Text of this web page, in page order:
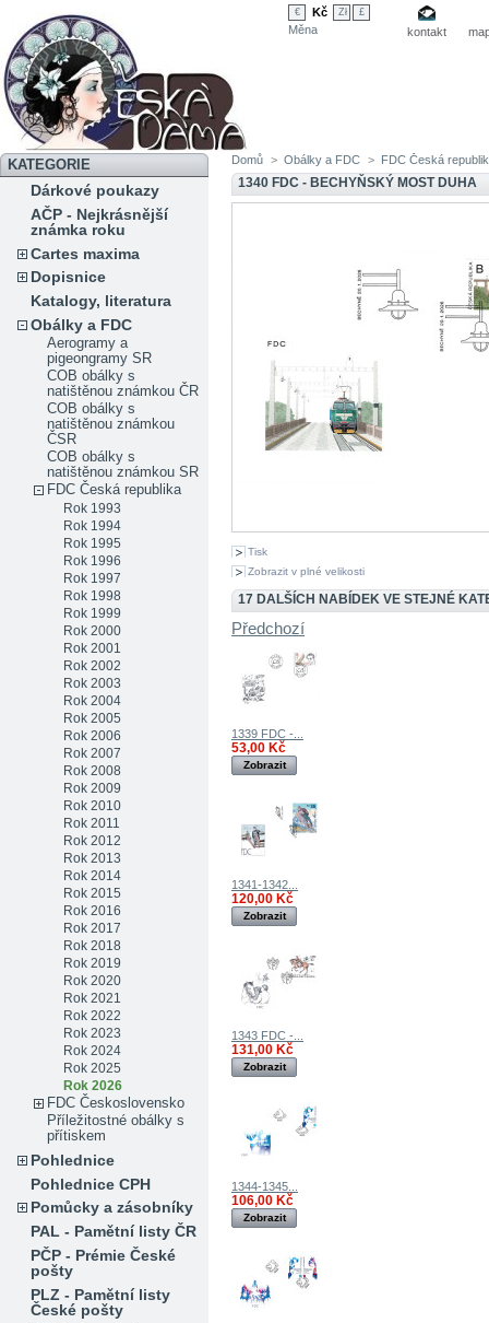
€ Kč Zł £
Měna kontakt
KATEGORIE
Dárkové poukazy
AČP - Nejkrásnější
známka roku
Cartes maxima
Dopisnice
Katalogy, literatura
Obálky a FDC
Aerogramy a
pigeongramy SR
COB obálky s
natištěnou známkou ČR
COB obálky s
natištěnou známkou
ČSR
COB obálky s
natištěnou známkou SR
FDC Česká republika
Rok 1993
Rok 1994
Rok 1995
Rok 1996
Rok 1997
Rok 1998
Rok 1999
Rok 2000
Rok 2001
Rok 2002
Rok 2003
Rok 2004
Rok 2005
Rok 2006
Rok 2007
Rok 2008
Rok 2009
Rok 2010
Rok 2011
Rok 2012
Rok 2013
Rok 2014
Rok 2015
Rok 2016
Rok 2017
Rok 2018
Rok 2019
Rok 2020
Rok 2021
Rok 2022
Rok 2023
Rok 2024
Rok 2025
Rok 2026
FDC Československo
Příležitostné obálky s
přítiskem
Pohlednice
Pohlednice CPH
Pomůcky a zásobníky
PAL - Pamětní listy ČR
PČP - Prémie České
pošty
PLZ - Pamětní listy
České pošty
Domů > Obálky a FDC > FDC Česká
1340 FDC - BECHYŇSKÝ MOST DUHA
Tisk
Zobrazit v plné velikosti
17 DALŠÍCH NABÍDEK VE STEJNÉ
Předchozí
1339 FDC -...
53,00 Kč
Zobrazit
1341-1342...
120,00 Kč
Zobrazit
1343 FDC -...
131,00 Kč
Zobrazit
1344-1345...
106,00 Kč
Zobrazit